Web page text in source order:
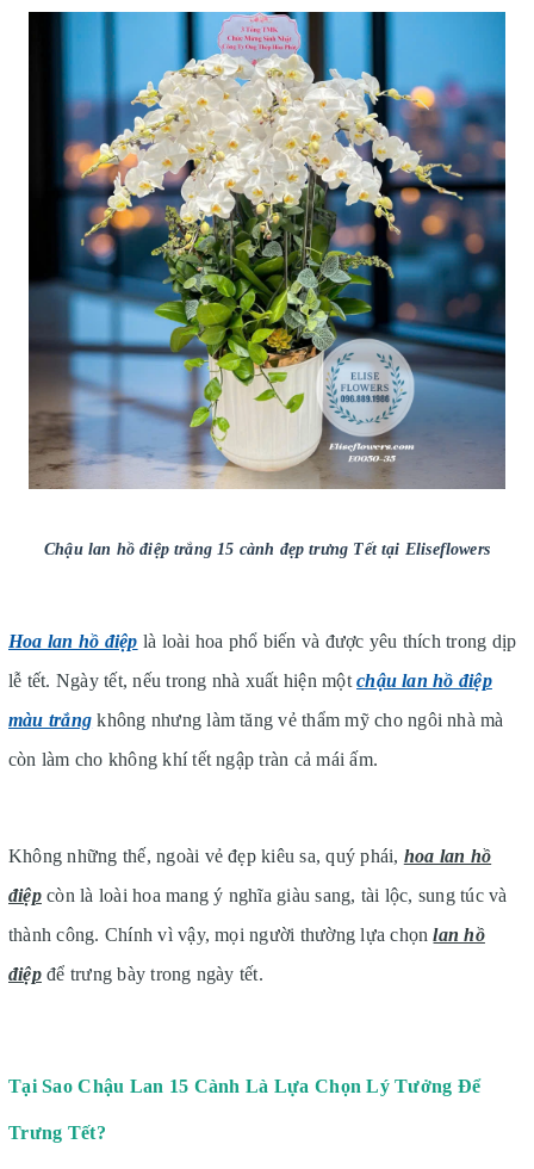
Chậu lan hồ điệp trắng 15 cành đẹp trưng Tết tại Eliseflowers
Hoa lan hồ điệp là loài hoa phổ biến và được yêu thích trong dịp
lễ tết. Ngày tết, nếu trong nhà xuất hiện mộtchậu lan hồ điệp
màu trắng không nhưng làm tăng vẻ thẩm mỹ cho ngôi nhà mà
còn làm cho không khí tết ngập tràn cả mái ấm.
Không những thế, ngoài vẻ đẹp kiêu sa, quý phái, hoa lan hồ
điệpcòn là loài hoa mang ý nghĩa giàu sang, tài lộc, sung túc và
thành công. Chính vì vậy, mọi người thường lựa chọnlan hồ
điệpđể trưng bày trong ngày tết.
Tại Sao Chậu Lan 15 Cành Là Lựa Chọn Lý Tưởng Để
Trưng Tết?